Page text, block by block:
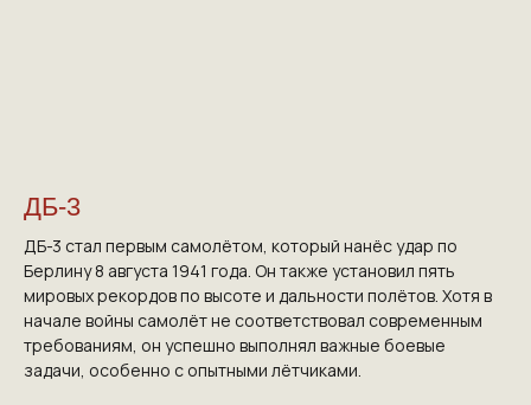
ДБ-3
ДБ-3 стал первым самолётом, который нанёс удар по
Берлину 8 августа 1941 года. Он также установил пять
мировых рекордов по высоте и дальности полётов. Хотя в
начале войны самолёт не соответствовал современным
требованиям, он успешно выполнял важные боевые
задачи, особенно с опытными лётчиками.